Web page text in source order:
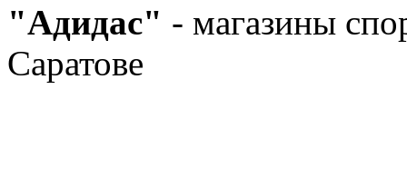
"Адидас" - магазины
Саратове